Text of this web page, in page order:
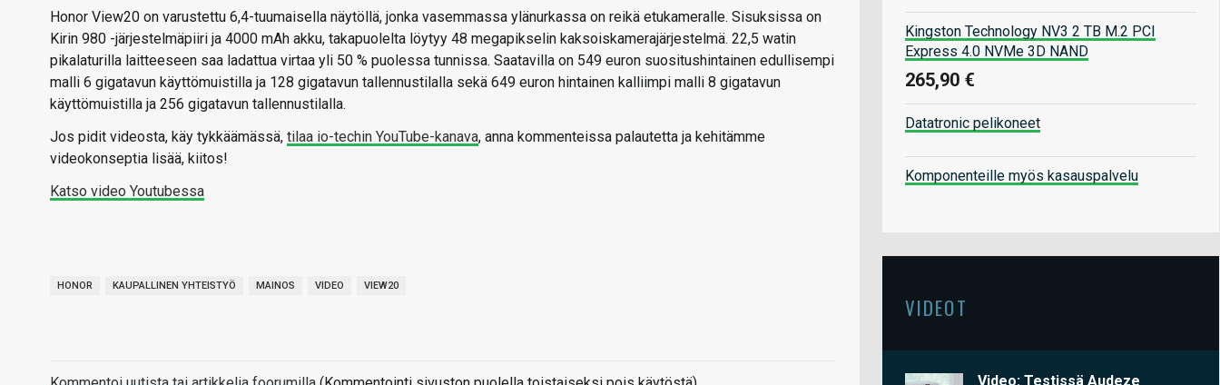
Honor View20 on varustettu 6,4-tuumaisella näytöllä, jonka vasemmassa ylänurkassa on reikä etukameralle. Sisuksissa on
Kirin 980 -järjestelmäpiiri ja 4000 mAh akku, takapuolelta löytyy 48 megapikselin kaksoiskamerajärjestelmä. 22,5 watin
pikalaturilla laitteeseen saa ladattua virtaa yli 50 % puolessa tunnissa. Saatavilla on 549 euron suositushintainen edullisempi
malli 6 gigatavun käyttömuistilla ja 128 gigatavun tallennustilalla sekä 649 euron hintainen kalliimpi malli 8 gigatavun
käyttömuistilla ja 256 gigatavun tallennustilalla.
Jos pidit videosta, käy tykkäämässä, tilaa io-techin YouTube-kanava, anna kommenteissa palautetta ja kehitämme
videokonseptia lisää, kiitos!
Katso video Youtubessa
HONOR KAUPALLINEN YHTEISTYÖ MAINOS VIDEO VIEW20
Kingston Technology NV3 2 TB M.2 PCI
Express 4.0 NVMe 3D NAND
265,90 €
Datatronic pelikoneet
Komponenteille myös kasauspalvelu
VIDEOT
Video: Testissä Audeze